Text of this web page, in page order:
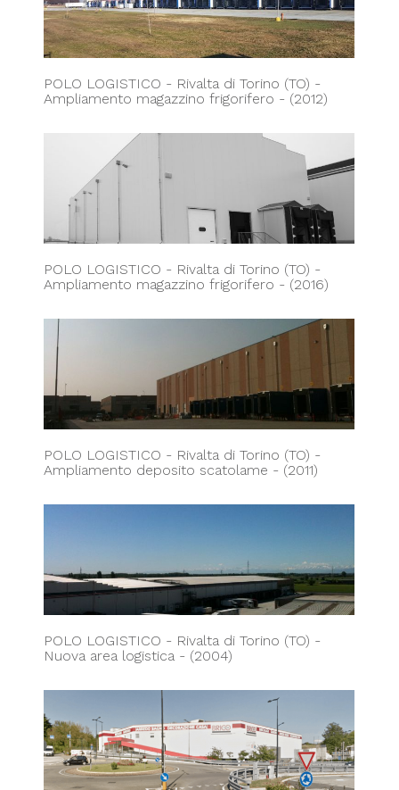
POLO LOGISTICO - Rivalta di Torino (TO) -
Ampliamento magazzino frigorifero - (2012)
POLO LOGISTICO - Rivalta di Torino (TO) -
Ampliamento magazzino frigorifero - (2016)
POLO LOGISTICO - Rivalta di Torino (TO) -
Ampliamento deposito scatolame - (2011)
POLO LOGISTICO - Rivalta di Torino (TO) -
Nuova area logistica - (2004)